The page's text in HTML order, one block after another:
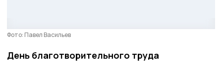
Фото: Павел Васильев
День благотворительного труда